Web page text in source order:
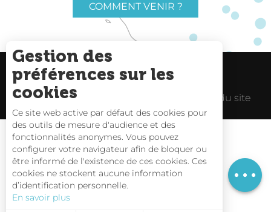
Description
Prestations
COMMENT VENIR ?
Charte du voyageur Liens utiles
Espace Pro Plan du site
Carte interactive
Gestion des
préférences sur les
cookies
Ce site web active par défaut des cookies pour
des outils de mesure d'audience et des
fonctionnalités anonymes. Vous pouvez
configurer votre navigateur afin de bloquer ou
être informé de l'existence de ces cookies. Ces
cookies ne stockent aucune information
d’identification personnelle.
En savoir plus